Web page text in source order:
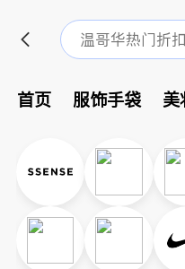
首页 服饰手袋 美